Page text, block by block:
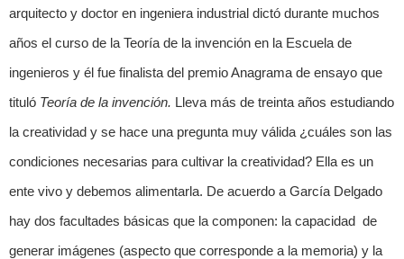
arquitecto y doctor en ingeniera industrial dictó durante muchos
años el curso de la Teoría de la invención en la Escuela de
ingenieros y él fue finalista del premio Anagrama de ensayo que
tituló Teoría de la invención. Lleva más de treinta años estudiando
la creatividad y se hace una pregunta muy válida ¿cuáles son las
condiciones necesarias para cultivar la creatividad? Ella es un
ente vivo y debemos alimentarla. De acuerdo a García Delgado
hay dos facultades básicas que la componen: la capacidad de
generar imágenes (aspecto que corresponde a la memoria) y la